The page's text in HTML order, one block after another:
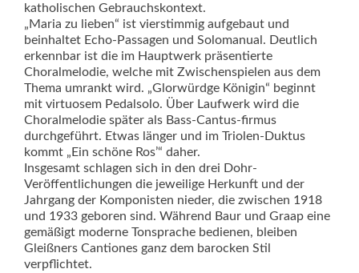
katholischen Gebrauchskontext.
„Maria zu lieben“ ist vierstimmig aufgebaut und
beinhaltet Echo-Passagen und Solomanual. Deutlich
erkennbar ist die im Hauptwerk präsentierte
Choralmelodie, welche mit Zwischenspielen aus dem
Thema umrankt wird. „Glorwürdge Königin“ beginnt
mit virtuosem Pedalsolo. Über Laufwerk wird die
Choralmelodie später als Bass-Cantus-firmus
durchgeführt. Etwas länger und im Triolen-Duktus
kommt „Ein schöne Ros’“ daher.
Insgesamt schlagen sich in den drei Dohr-
Veröffentlichungen die jeweilige Herkunft und der
Jahrgang der Komponisten nieder, die zwischen 1918
und 1933 geboren sind. Während Baur und Graap eine
gemäßigt moderne Tonsprache bedienen, bleiben
Gleißners Cantiones ganz dem barocken Stil
verpflichtet.